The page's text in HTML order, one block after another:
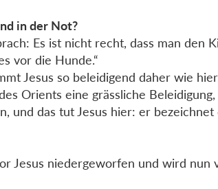
in der Not?
Es ist nicht recht, dass man den
vor die Hunde.“
Jesus so beleidigend daher wie
Orients eine grässliche Beleidigung,
und das tut Jesus hier: er bezeichnet
Jesus niedergeworfen und wird nun